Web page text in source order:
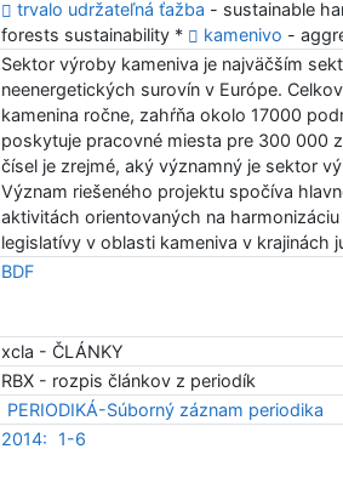
trvalo udržateľná ťažba - sustainable
forests sustainability *
kamenivo -
Sektor výroby kameniva je najväčším
neenergetických surovín v Európe.
kamenina ročne, zahŕňa okolo 17000
poskytuje pracovné miesta pre 300 000
čísel je zrejmé, aký významný je sektor
Význam riešeného projektu spočíva
aktivitách orientovaných na
legislatívy v oblasti kameniva v krajinách
BDF
xcla - ČLÁNKY
RBX - rozpis článkov z periodík
PERIODIKÁ-Súborný záznam periodika
2014: 1-6